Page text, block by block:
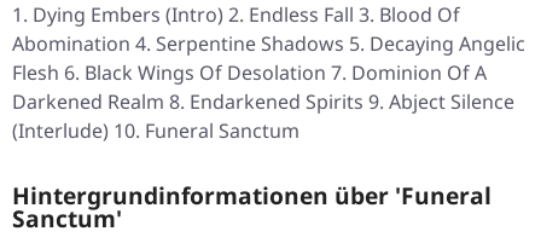
Dying Embers (Intro) 2. Endless Fall 3. Blood Of
Abomination 4. Serpentine Shadows 5. Decaying Angelic
Flesh 6. Black Wings Of Desolation 7. Dominion Of A
Darkened Realm 8. Endarkened Spirits 9. Abject Silence
(Interlude) 10. Funeral Sanctum
Hintergrundinformationen über 'Funeral
Sanctum'